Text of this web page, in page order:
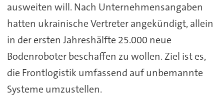
ausweiten will. Nach Unternehmensangaben
hatten ukrainische Vertreter angekündigt, allein
in der ersten Jahreshälfte 25.000 neue
Bodenroboter beschaffen zu wollen. Ziel ist es,
die Frontlogistik umfassend auf unbemannte
Systeme umzustellen.